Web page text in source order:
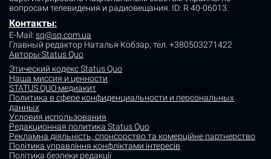
вопросам телевидения и радиовещания. ID: R 40-06013.
Контакты:
E-Mail: sq@sq.com.ua
Главный редактор Наталья Кобзар, тел. +380503271422
Авторы Status Quo
Этический кодекс Status Quo
Наша миссия и ценности
STATUS QUO медиакит
Политика в сфере конфиденциальности и персональных
данных
Условия использования
Редакционная политика Status Quo
Рекламна діяльність, спонсорство та комерційне партнерство
Політика управління конфліктами інтересів
Політика безпеки редакції